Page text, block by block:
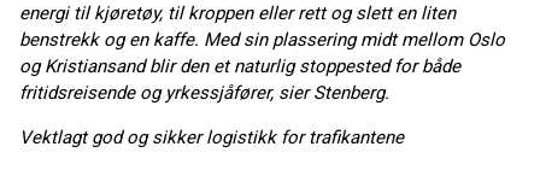
energi til kjøretøy, til kroppen eller rett og slett en liten
benstrekk og en kaffe. Med sin plassering midt mellom Oslo
og Kristiansand blir den et naturlig stoppested for både
fritidsreisende og yrkessjåfører, sier Stenberg.
Vektlagt god og sikker logistikk for trafikantene